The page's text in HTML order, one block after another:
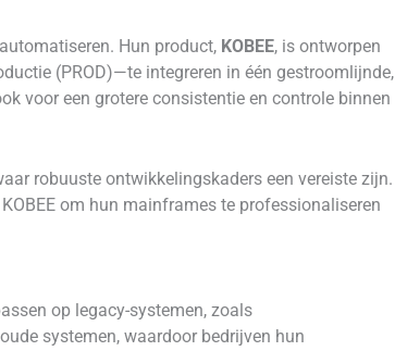
Hun product, KOBEE, is ontworpen
(PROD)—te integreren in één gestroomlijnde,
voor een grotere consistentie en controle binnen
robuuste ontwikkelingskaders een vereiste zijn.
om hun mainframes te professionaliseren
op legacy-systemen, zoals
systemen, waardoor bedrijven hun